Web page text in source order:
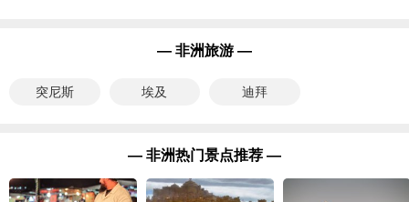
— 非洲旅游 —
突尼斯 埃及 迪拜
— 非洲热门景点推荐 —